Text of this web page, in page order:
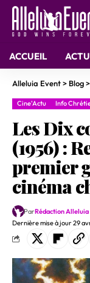
ACCUEIL ACTU
Alleluia Event> Blog>
Cine'Actu Info
Les Dix
(1956) :
premier
cinéma
Dernière mise à jour 29
ParRédaction